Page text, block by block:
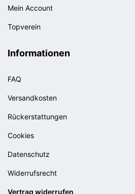
Mein Account
Topverein
Informationen
FAQ
Versandkosten
Rückerstattungen
Cookies
Datenschutz
Widerrufsrecht
Vertrag widerrufen